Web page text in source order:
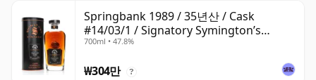
Springbank 1989 / 35년산 / Cask
#14/03/1 / Signatory Symington’s
Choice
700ml • 47.8%
₩304만 ?